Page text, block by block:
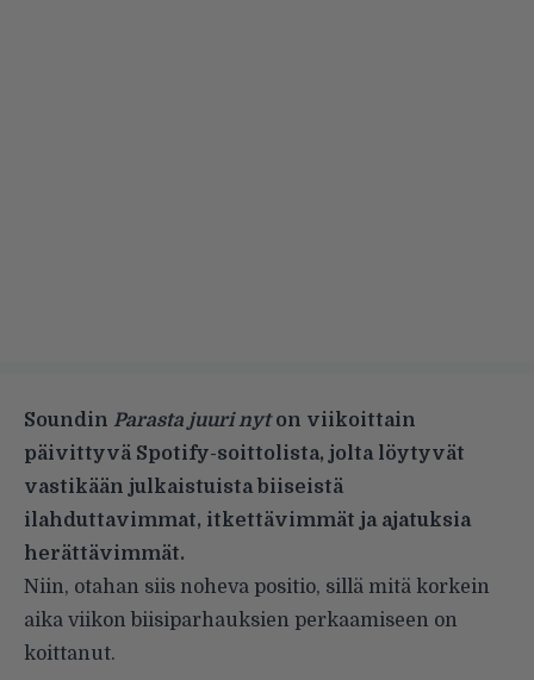
Soundin Parasta juuri nyton viikoittain
päivittyvä Spotify-soittolista, jolta löytyvät
vastikään julkaistuista biiseistä
ilahduttavimmat, itkettävimmät ja ajatuksia
herättävimmät.
Niin, otahan siis noheva positio, sillä mitä korkein
aika viikon biisiparhauksien perkaamiseen on
koittanut.